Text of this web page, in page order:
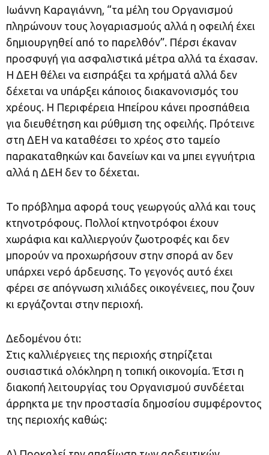
Ιωάννη Καραγιάννη, “τα μέλη του Οργανισμού
πληρώνουν τους λογαριασμούς αλλά η οφειλή έχει
δημιουργηθεί από το παρελθόν”. Πέρσι έκαναν
προσφυγή για ασφαλιστικά μέτρα αλλά τα έχασαν.
Η ΔΕΗ θέλει να εισπράξει τα χρήματά αλλά δεν
δέχεται να υπάρξει κάποιος διακανονισμός του
χρέους. Η Περιφέρεια Ηπείρου κάνει προσπάθεια
για διευθέτηση και ρύθμιση της οφειλής. Πρότεινε
στη ΔΕΗ να καταθέσει το χρέος στο ταμείο
παρακαταθηκών και δανείων και να μπει εγγυήτρια
αλλά η ΔΕΗ δεν το δέχεται.
Το πρόβλημα αφορά τους γεωργούς αλλά και τους
κτηνοτρόφους. Πολλοί κτηνοτρόφοι έχουν
χωράφια και καλλιεργούν ζωοτροφές και δεν
μπορούν να προχωρήσουν στην σπορά αν δεν
υπάρχει νερό άρδευσης. Το γεγονός αυτό έχει
φέρει σε απόγνωση χιλιάδες οικογένειες, που ζουν
κι εργάζονται στην περιοχή.
Δεδομένου ότι:
Στις καλλιέργειες της περιοχής στηρίζεται
ουσιαστικά ολόκληρη η τοπική οικονομία. Έτσι η
διακοπή λειτουργίας του Οργανισμού συνδέεται
άρρηκτα με την προστασία δημοσίου συμφέροντος
της περιοχής καθώς: